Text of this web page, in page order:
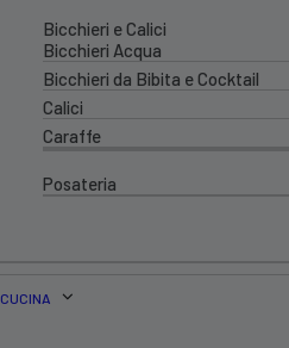
Bicchieri e Calici
Bicchieri Acqua
Bicchieri da Bibita e Cocktail
Calici
Caraffe
Posateria
CUCINA